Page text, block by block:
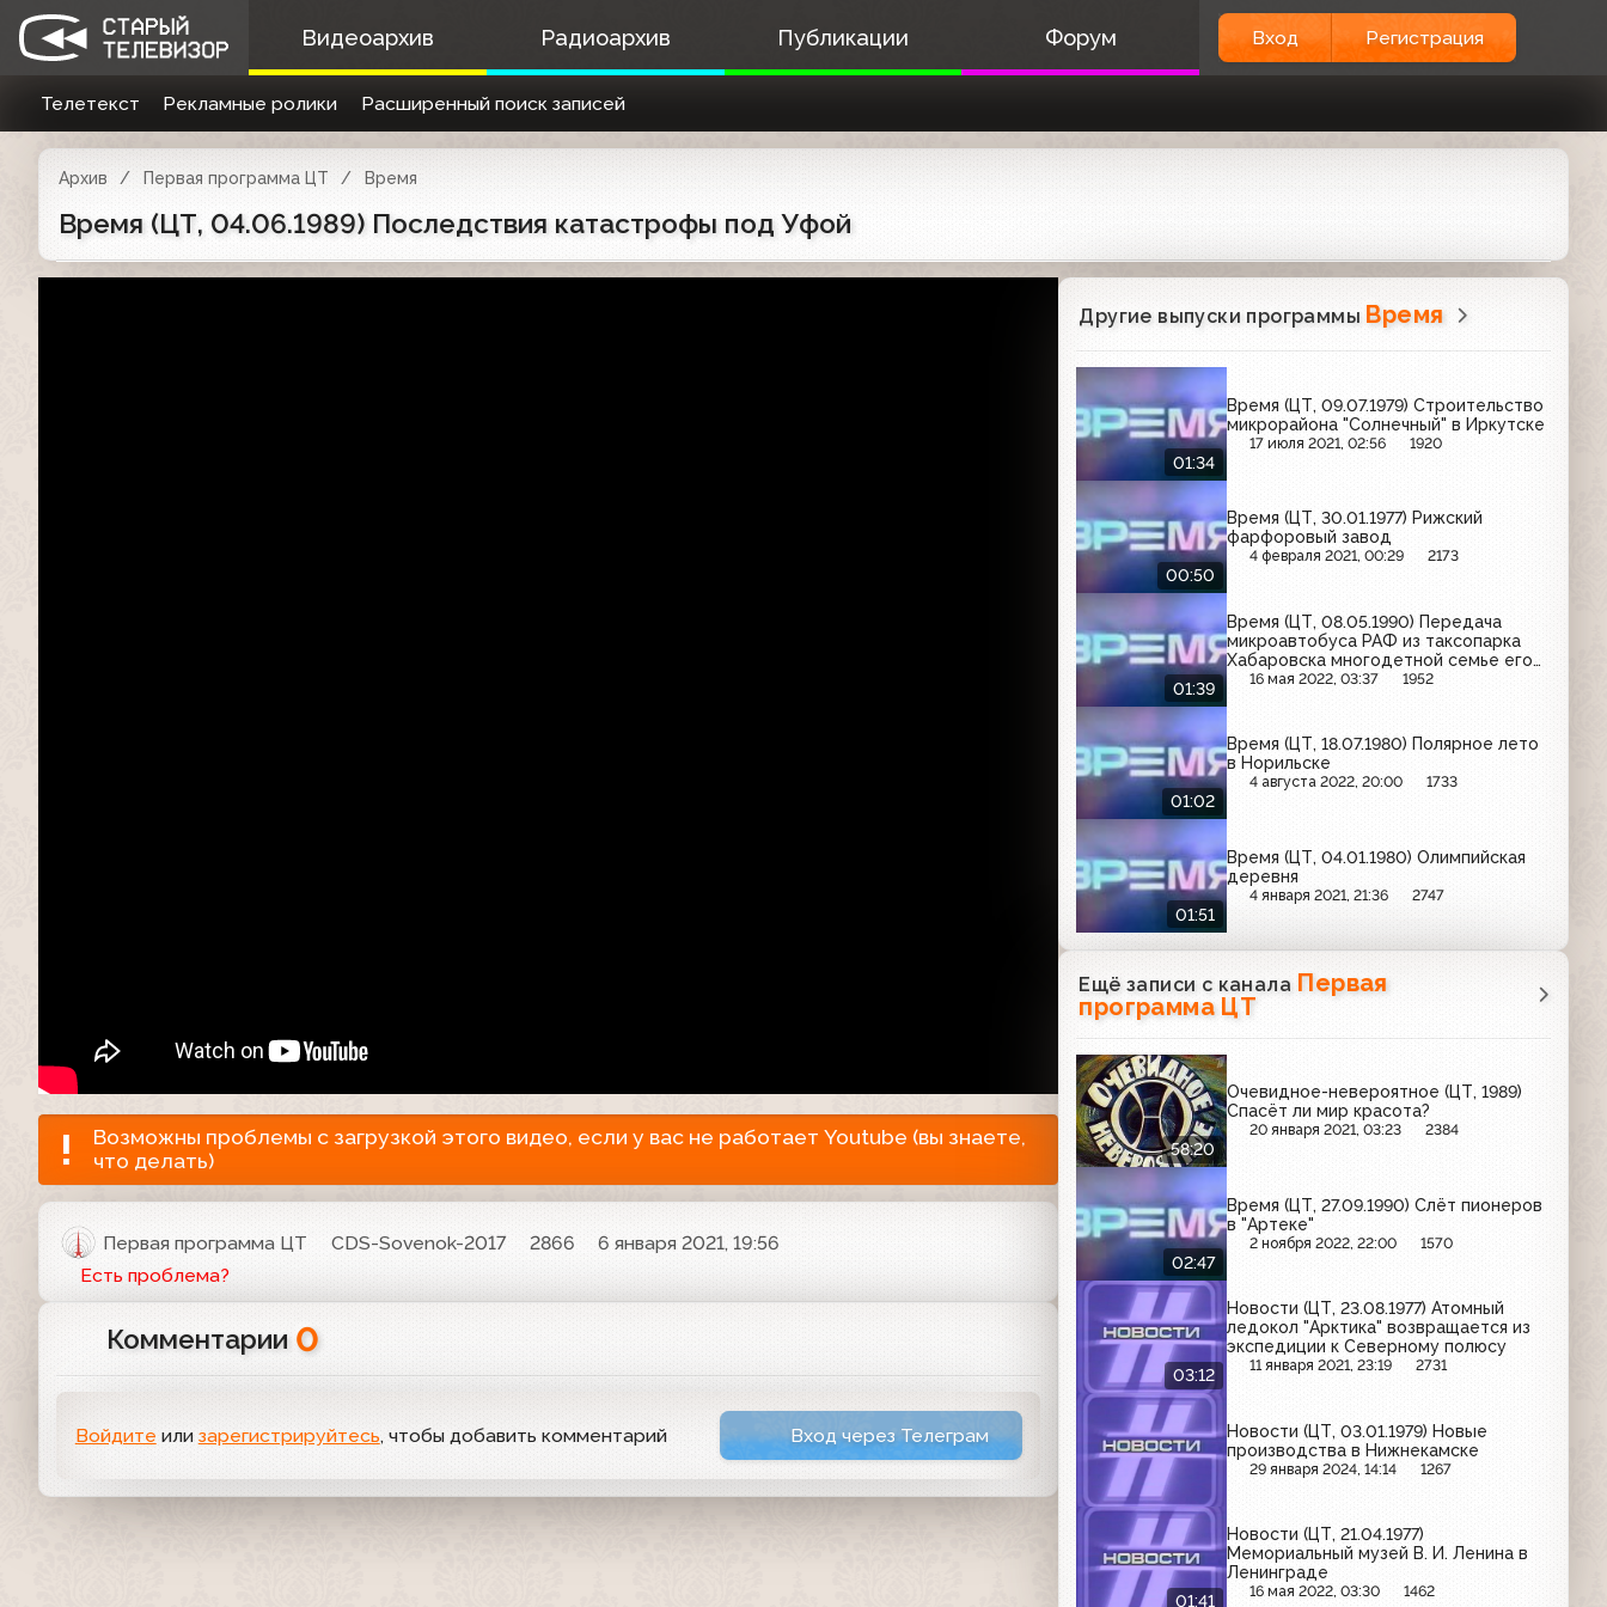
Видеоархив Радиоархив Публикации Форум Вход Регистрация
Телетекст Рекламные ролики Расширенный поиск записей
Архив Первая программа ЦТ Время
Время (ЦТ, 04.06.1989) Последствия катастрофы под Уфой
Возможны проблемы с загрузкой этого видео, если у вас не работает Youtube (вы знаете,
что делать)
Первая программа ЦТ CDS-Sovenok-2017 2866
6 января 2021, 19:56
Есть проблема?
Комментарии 0
Войдите или зарегистрируйтесь, чтобы добавить комментарий Вход через Телеграм
Другие выпуски программы Время
01:34
Время (ЦТ, 09.07.1979) Строительство
микрорайона "Солнечный" в Иркутске
17 июля 2021, 02:56 1920
00:50
Время (ЦТ, 30.01.1977) Рижский
фарфоровый завод
4 февраля 2021, 00:29 2173
01:39
Время (ЦТ, 08.05.1990) Передача
микроавтобуса РАФ из таксопарка
Хабаровска многодетной семье его
сотрудника
16 мая 2022, 03:37 1952
01:02
Время (ЦТ, 18.07.1980) Полярное лето
в Норильске
4 августа 2022, 20:00 1733
01:51
Время (ЦТ, 04.01.1980) Олимпийская
деревня
4 января 2021, 21:36 2747
Ещё записи с канала Первая
программа ЦТ
58:20
Очевидное-невероятное (ЦТ, 1989)
Спасёт ли мир красота?
20 января 2021, 03:23 2384
02:47
Время (ЦТ, 27.09.1990) Слёт пионеров
в "Артеке"
2 ноября 2022, 22:00 1570
03:12
Новости (ЦТ, 23.08.1977) Атомный
ледокол "Арктика" возвращается из
экспедиции к Северному полюсу
11 января 2021, 23:19 2731
Новости (ЦТ, 03.01.1979) Новые
производства в Нижнекамске
29 января 2024, 14:14 1267
01:41
Новости (ЦТ, 21.04.1977)
Мемориальный музей В. И. Ленина в
Ленинграде
16 мая 2022, 03:30 1462